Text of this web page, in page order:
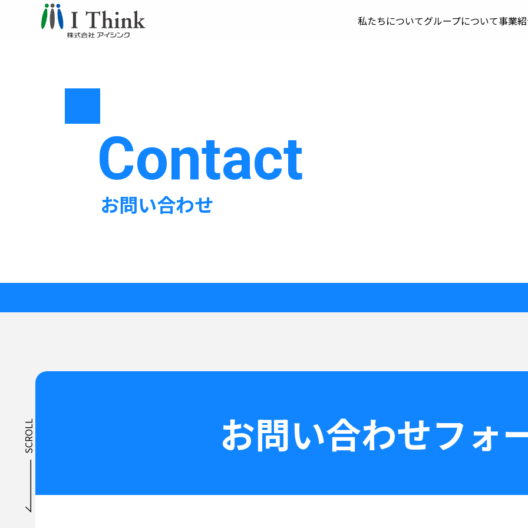
私たちについてグループについて事業
SCROLL
Contact
お問い合わせ
お問い合わせフォ